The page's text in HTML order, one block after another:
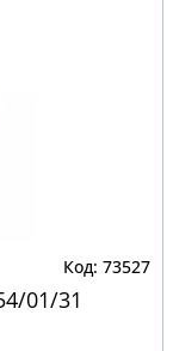
73527
01/31